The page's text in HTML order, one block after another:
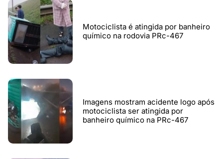
Motociclista é atingida por banheiro
químico na rodovia PRc-467
Imagens mostram acidente logo após
motociclista ser atingida por
banheiro químico na PRc-467